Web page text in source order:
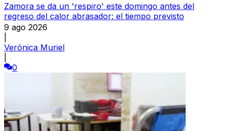
Zamora se da un 'respiro' este domingo antes del
regreso del calor abrasador: el tiempo previsto
9 ago 2026
Verónica Muriel
0